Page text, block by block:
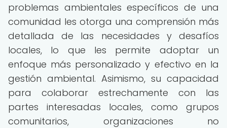
problemas ambientales específicos de una
comunidad les otorga una comprensión más
detallada de las necesidades y desafíos
locales, lo que les permite adoptar un
enfoque más personalizado y efectivo en la
gestión ambiental. Asimismo, su capacidad
para colaborar estrechamente con las
partes interesadas locales, como grupos
comunitarios, organizaciones no